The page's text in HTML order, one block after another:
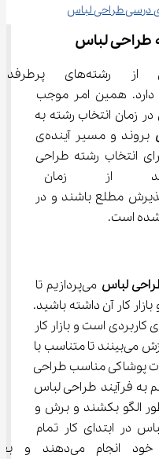
درسی طراحی لباس
طراحی لباس
یکی از رشته‌های
دارد. همین امر موجب
زمان انتخاب رشته به
بروند و مسیر آینده‌ی
انتخاب رشته طراحی
باید از زمان
پذیرش مطلع باشند و در
شده است.
لباس
می‌پردازیم تا
کار آن داشته باشید.
لباس یکی از رشته‌های کاربردی است و بازار کار
مناسبی هم دارد. در این افراد آموزش می‌بینند تا متناسب با
پوشاکی مناسب طراحی
به فرآیند طراحی لباس
می‌آموزند چطور الگو بکشند و برش و
در ابتدای کار تمام
کارهای طراحی و دوخت را خود